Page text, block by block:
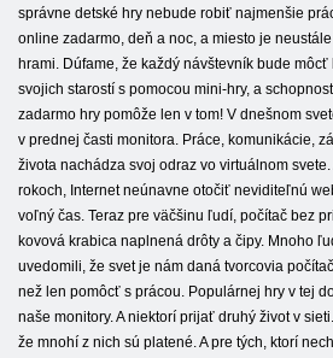
správne detské hry nebude robiť najmenšie
online zadarmo, deň a noc, a miesto je
hrami. Dúfame, že každý návštevník bude
svojich starostí s pomocou mini-hry, a
zadarmo hry pomôže len v tom! V dnešnom
v prednej časti monitora. Práce, komunikácie,
života nachádza svoj odraz vo virtuálnom
rokoch, Internet neúnavne otočiť neviditeľnú
voľný čas. Teraz pre väčšinu ľudí, počítač bez
kovová krabica naplnená drôty a čipy. Mnoho
uvedomili, že svet je nám daná tvorcovia
než len pomôcť s prácou. Populárnej hry v tej
naše monitory. A niektorí prijať druhý život v
že mnohí z nich sú platené. A pre tých, ktorí